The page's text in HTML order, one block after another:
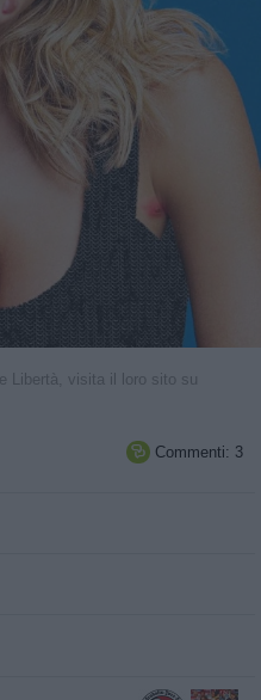
Libertà, visita il loro sito su
 Commenti: 3